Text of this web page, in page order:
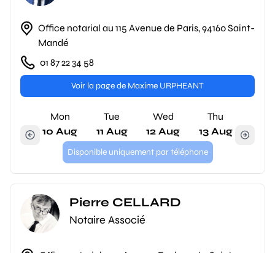
Office notarial au 115 Avenue de Paris, 94160 Saint-
Mandé
01 87 22 34 58
Voir la page de Maxime URPHEANT
Mon
10 Aug
Tue
11 Aug
Wed
12 Aug
Thu
13 Aug
Disponible uniquement par téléphone
Pierre CELLARD
Notaire Associé